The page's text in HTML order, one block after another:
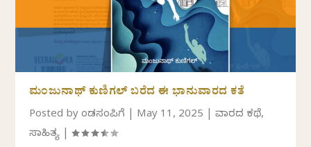
ಮಂಜುನಾಥ್ ಕುಣಿಗಲ್ ಬರೆದ ಈ ಭಾನುವಾರದ ಕತೆ
Posted byಕೆಂಡಸಂಪಿಗೆ May 11, 2025 |ವಾರದ ಕಥೆ,
ಸಾಹಿತ್ಯ |